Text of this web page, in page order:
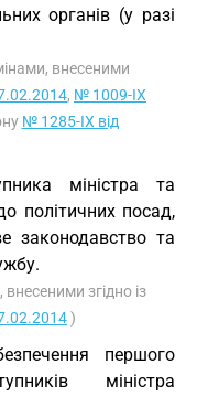
органів (у разі
внесеними
, № 1009-IX
№ 1285-IX від
міністра та
політичних посад,
законодавство та
згідно із
)
першого
міністра